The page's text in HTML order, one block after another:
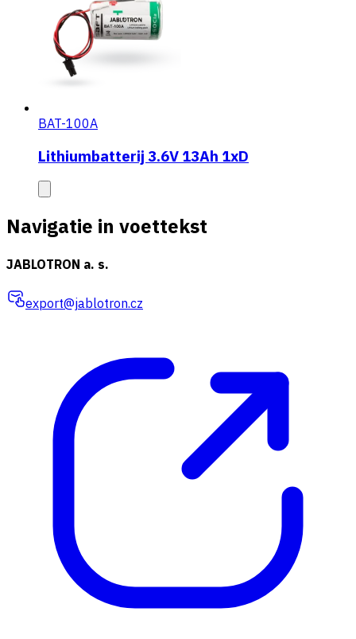
BAT-100A
Lithiumbatterij 3.6V 13Ah 1xD
Navigatie in voettekst
JABLOTRON a. s.
export@jablotron.cz